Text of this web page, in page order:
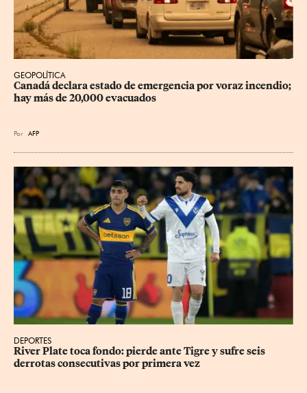
GEOPOLÍTICA
Canadá declara estado de emergencia por voraz incendio;
hay más de 20,000 evacuados
Por AFP
DEPORTES
River Plate toca fondo: pierde ante Tigre y sufre seis
derrotas consecutivas por primera vez